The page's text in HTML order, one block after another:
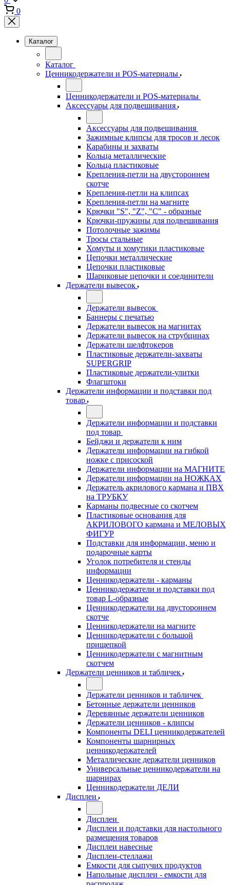
0
Каталог
Каталог
Ценникодержатели и POS-материалы
Ценникодержатели и POS-материалы
Аксессуары для подвешивания
Аксессуары для подвешивания
Зажимные клипсы для тросов и лесок
Карабины и захваты
Кольца металлические
Кольца пластиковые
Крепления-петли на двустороннем
скотче
Крепления-петли на клипсах
Крепления-петли на магните
Крючки "S", "Z", "C" - образные
Крючки-пружины для подвешивания
Потолочные зажимы
Тросы стальные
Хомуты и хомутики пластиковые
Цепочки металлические
Цепочки пластиковые
Шариковые цепочки и соединители
Держатели вывесок
Держатели вывесок
Баннеры с печатью
Держатели вывесок на магнитах
Держатели вывесок на струбцинах
Держатели шелфтокеров
Пластиковые держатели-захваты
SUPERGRIP
Пластиковые держатели-улитки
Флагштоки
Держатели информации и подставки под
товар
Держатели информации и подставки
под товар
Бейджи и держатели к ним
Держатели информации на гибкой
ножке с присоской
Держатели информации на МАГНИТЕ
Держатели информации на НОЖКАХ
Держатель акрилового кармана и ПВХ
на ТРУБКУ
Карманы подвесные со скотчем
Пластиковые основания для
АКРИЛОВОГО кармана и МЕЛОВЫХ
ФИГУР
Подставки для информации, меню и
подарочные карты
Уголок потребителя и стенды
информации
Ценникодержатели - карманы
Ценникодержатели и подставки под
товар L-образные
Ценникодержатели на двустороннем
скотче
Ценникодержатели на магните
Ценникодержатели с большой
прищепкой
Ценникодержатели с магнитным
скотчем
Держатели ценников и табличек
Держатели ценников и табличек
Бетонные держатели ценников
Деревянные держатели ценников
Держатели ценников - клипсы
Компоненты DELI ценникодержателей
Компоненты шарнирных
ценникодержателей
Металлические держатели ценников
Универсальные ценникодержатели на
шарнирах
Ценникодержатели ДЕЛИ
Дисплеи
Дисплеи
Дисплеи и подставки для настольного
размещения товаров
Дисплеи навесные
Дисплеи-стеллажи
Емкости для сыпучих продуктов
Напольные дисплеи - емкости для